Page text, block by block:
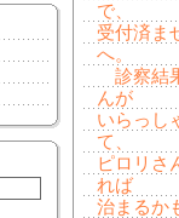
で、
受付済ま
へ。
診察結
んが
いらっし
て、
ピロリさ
れば
治まるか